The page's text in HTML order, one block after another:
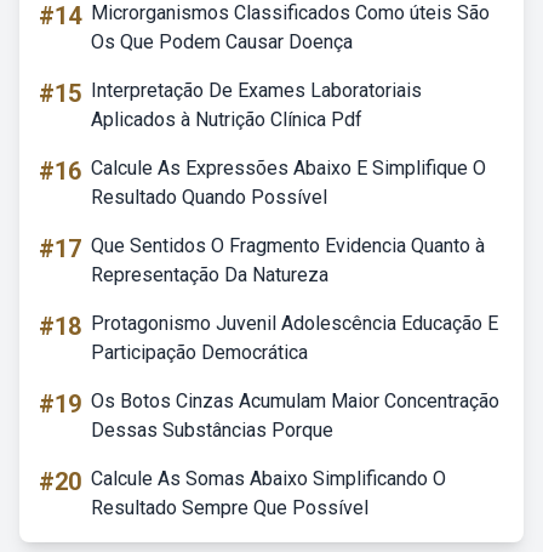
#14 Microrganismos Classificados Como úteis São
Os Que Podem Causar Doença
#15 Interpretação De Exames Laboratoriais
Aplicados à Nutrição Clínica Pdf
#16 Calcule As Expressões Abaixo E Simplifique O
Resultado Quando Possível
#17 Que Sentidos O Fragmento Evidencia Quanto à
Representação Da Natureza
#18 Protagonismo Juvenil Adolescência Educação E
Participação Democrática
#19 Os Botos Cinzas Acumulam Maior Concentração
Dessas Substâncias Porque
#20 Calcule As Somas Abaixo Simplificando O
Resultado Sempre Que Possível